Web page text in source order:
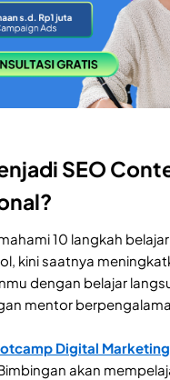
SEO
10 langkah
kini saatnya
dengan belajar
mentor
Digital
akan